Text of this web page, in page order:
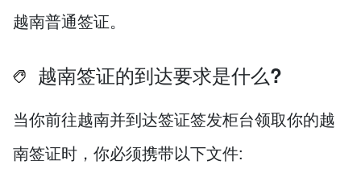
越南普通签证。
越南签证的到达要求是什么?
当你前往越南并到达签证签发柜台领取你的越
南签证时，你必须携带以下文件: